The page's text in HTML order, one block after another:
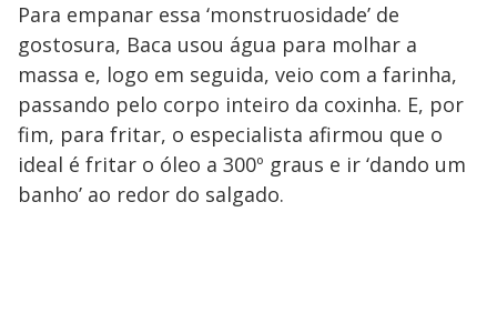
Para empanar essa ‘monstruosidade’ de
gostosura, Baca usou água para molhar a
massa e, logo em seguida, veio com a farinha,
passando pelo corpo inteiro da coxinha. E, por
fim, para fritar, o especialista afirmou que o
ideal é fritar o óleo a 300º graus e ir ‘dando um
banho’ ao redor do salgado.